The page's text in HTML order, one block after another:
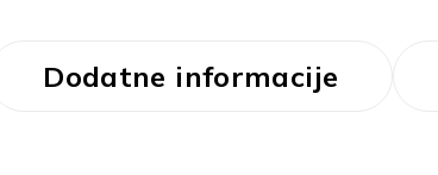
Dodatne informacije